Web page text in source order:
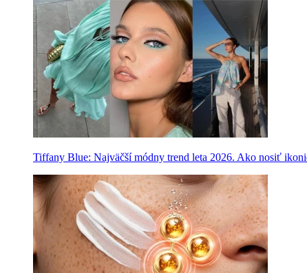
Tiffany Blue: Najväčší módny trend leta 2026. Ako nosiť